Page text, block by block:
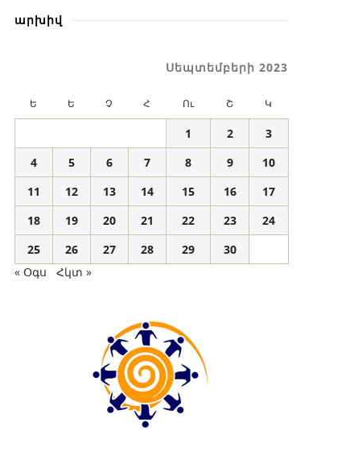
արխիվ
Սեպտեմբերի 2023
Ե Ե Չ Հ Ու Շ Կ
1 2
3
4
5 6 7 8 9
10
11
12 13 14 15 16
17
18
19 20 21 22 23
24
25
26 27 28 29
30
« Օգս
Հկտ »